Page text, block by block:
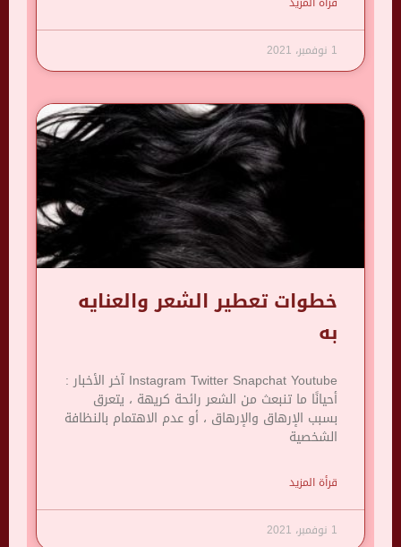
1 نوفمبر، 2021
خطوات تعطير الشعر والعنايه
به
Instagram Twitter Snapchat Youtube آخر الأخبار :
أحيانًا ما تنبعث من الشعر رائحة كريهة ، يتعرق
بسبب الإرهاق والإرهاق ، أو عدم الاهتمام بالنظافة
الشخصية
قرأة المزيد
1 نوفمبر، 2021